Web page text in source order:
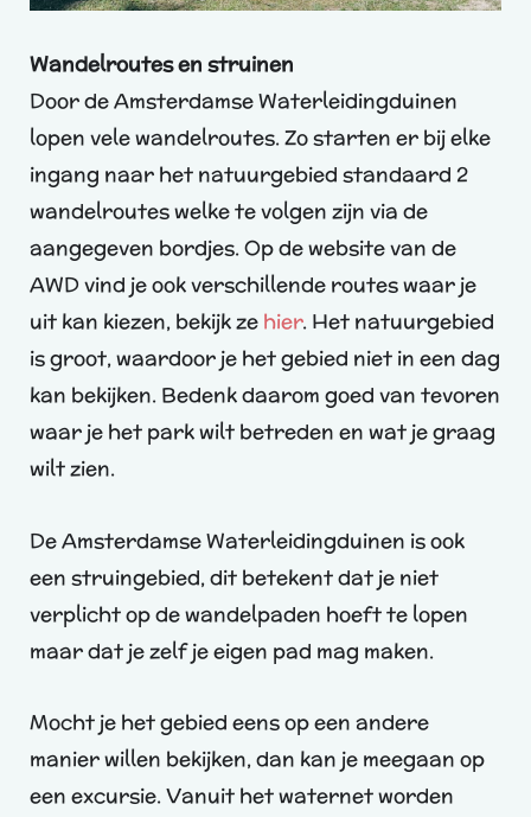
Wandelroutes en struinen
Door de Amsterdamse Waterleidingduinen
lopen vele wandelroutes. Zo starten er bij elke
ingang naar het natuurgebied standaard 2
wandelroutes welke te volgen zijn via de
aangegeven bordjes. Op de website van de
AWD vind je ook verschillende routes waar je
uit kan kiezen, bekijk ze hier. Het natuurgebied
is groot, waardoor je het gebied niet in een dag
kan bekijken. Bedenk daarom goed van tevoren
waar je het park wilt betreden en wat je graag
wilt zien.
De Amsterdamse Waterleidingduinen is ook
een struingebied, dit betekent dat je niet
verplicht op de wandelpaden hoeft te lopen
maar dat je zelf je eigen pad mag maken.
Mocht je het gebied eens op een andere
manier willen bekijken, dan kan je meegaan op
een excursie. Vanuit het waternet worden